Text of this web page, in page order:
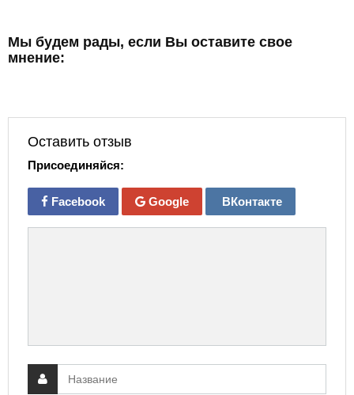
Мы будем рады, если Вы оставите свое
мнение:
Оставить отзыв
Присоединяйся:
Facebook Google ВКонтакте